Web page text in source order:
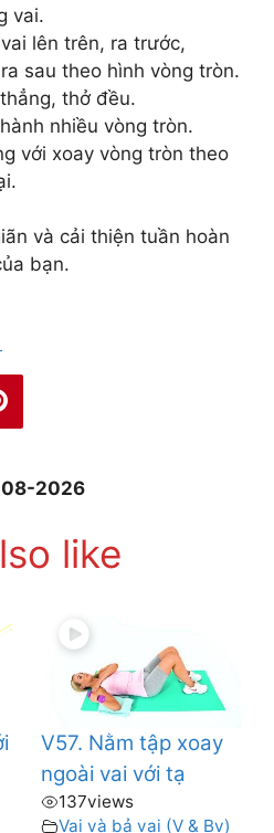
vai.
lên trên, ra trước,
sau theo hình vòng tròn.
thở đều.
nhiều vòng tròn.
với xoay vòng tròn theo
và cải thiện tuần hoàn
bạn.
2026
like
V57. Nằm tập xoay
ngoài vai với tạ
137views
Vai và bả vai (V & Bv)